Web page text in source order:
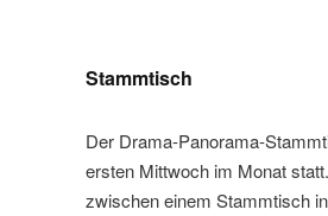
Stammtisch
Der Drama-Panorama-
ersten Mittwoch im Monat
zwischen einem Stammtisch